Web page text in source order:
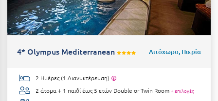
Κ
Καβάλα
Καλάβρυτα
Καλαμάτα
Κάλαμος
4* Olympus Mediterranean Λιτόχωρο, Πιερία
2 Ημέρες (1 Διανυκτέρευση)
2 άτομα + 1 παιδί έως 5 ετών Double or Twin Room + επιλογές